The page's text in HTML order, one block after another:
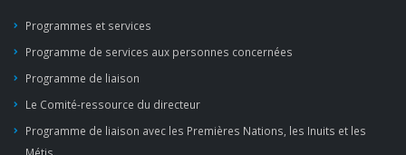
Programmes et services
Programme de services aux personnes concernées
Programme de liaison
Le Comité-ressource du directeur
Programme de liaison avec les Premières Nations, les Inuits et les